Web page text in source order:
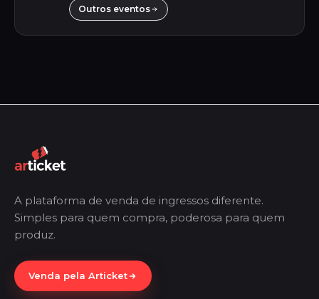
Outros eventos
A plataforma de venda de ingressos diferente.
Simples para quem compra, poderosa para quem
produz.
Venda pela Articket